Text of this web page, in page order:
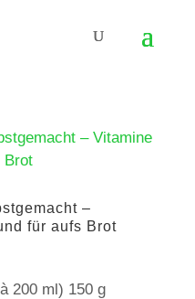
–
für aufs Brot
200 ml) 150 g